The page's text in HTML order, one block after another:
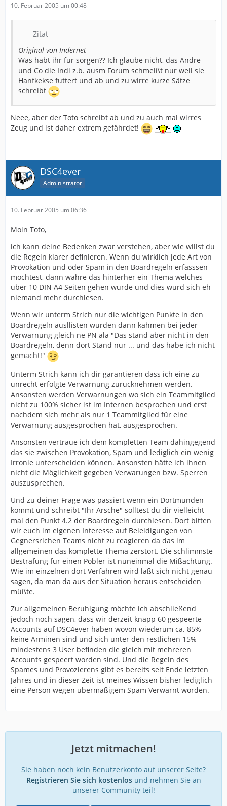
10. Februar 2005 um 00:48
Zitat
Original von Indernet
Was habt ihr für sorgen?? Ich glaube nicht, das Andre
und Co die Indi z.b. ausm Forum schmeißt nur weil sie
Hanfkekse futtert und ab und zu wirre kurze Sätze
schreibt
Neee, aber der Toto schreibt ab und zu auch mal wirres
Zeug und ist daher extrem gefährdet!
DSC4ever
Administrator
10. Februar 2005 um 06:36
Moin Toto,
ich kann deine Bedenken zwar verstehen, aber wie willst du
die Regeln klarer definieren. Wenn du wirklich jede Art von
Provokation und oder Spam in den Boardregeln erfasssen
möchtest, dann währe das hinterher ein Thema welches
über 10 DIN A4 Seiten gehen würde und dies würd sich eh
niemand mehr durchlesen.
Wenn wir unterm Strich nur die wichtigen Punkte in den
Boardregeln ausllisten würden dann kähmen bei jeder
Verwarnung gleich ne PN ala "Das stand aber nicht in den
Boardregeln, denn dort Stand nur ... und das habe ich nicht
gemacht!"
Unterm Strich kann ich dir garantieren dass ich eine zu
unrecht erfolgte Verwarnung zurücknehmen werden.
Ansonsten werden Verwarnungen wo sich ein Teammitglied
nicht zu 100% sicher ist im Internen besprochen und erst
nachdem sich mehr als nur 1 Teammitglied für eine
Verwarnung ausgesprochen hat, ausgesprochen.
Ansonsten vertraue ich dem kompletten Team dahingegend
das sie zwischen Provokation, Spam und lediglich ein wenig
Irronie unterscheiden können. Ansonsten hätte ich ihnen
nicht die Möglichkeit gegeben Verwarungen bzw. Sperren
auszusprechen.
Und zu deiner Frage was passiert wenn ein Dortmunden
kommt und schreibt "Ihr Ärsche" solltest du dir vielleicht
mal den Punkt 4.2 der Boardregeln durchlesen. Dort bitten
wir euch im eigenen Interesse auf Beleidigungen von
Gegnersrichen Teams nicht zu reagieren da das im
allgemeinen das komplette Thema zerstört. Die schlimmste
Bestrafung für einen Pöbler ist nuneinmal die Mißachtung.
Wie im einzelnen dort Verfahren wird läßt sich nicht genau
sagen, da man da aus der Situation heraus entscheiden
müßte.
Zur allgemeinen Beruhigung möchte ich abschließend
jedoch noch sagen, dass wir derzeit knapp 60 gespeerte
Accounts auf DSC4ever haben wovon wiederum ca. 85%
keine Arminen sind und sich unter den restlichen 15%
mindestens 3 User befinden die gleich mit mehreren
Accounts gespeert worden sind. Und die Regeln des
Spames und Provozierens gibt es bereits seit Ende letzten
Jahres und in dieser Zeit ist meines Wissen bisher lediglich
eine Person wegen übermäßigem Spam Verwarnt worden.
Jetzt mitmachen!
Sie haben noch kein Benutzerkonto auf unserer Seite?
Registrieren Sie sich kostenlosund nehmen Sie an
unserer Community teil!